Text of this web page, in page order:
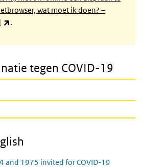
wat moet ik doen? –
(externe link)
.
tegen COVID-19
and 1975 invited for COVID-19